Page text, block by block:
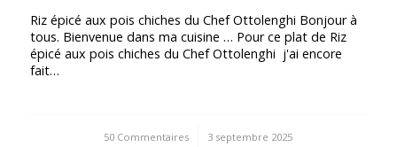
Riz épicé aux pois chiches du Chef Ottolenghi Bonjour à
tous. Bienvenue dans ma cuisine … Pour ce plat de Riz
épicé aux pois chiches du Chef Ottolenghi j'ai encore
fait…
50 Commentaires
/ 3 septembre 2025